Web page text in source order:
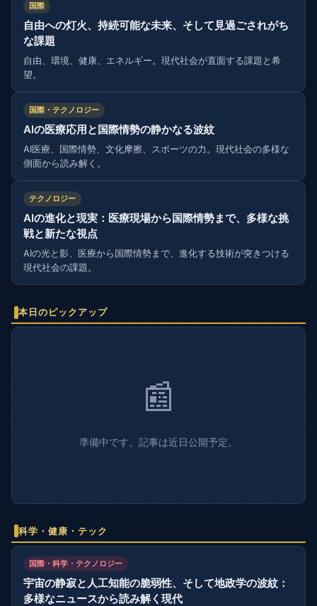
国際
自由への灯火、持続可能な未来、そして見過ごされがち
な課題
自由、環境、健康、エネルギー。現代社会が直面する課題と希
望。
国際・テクノロジー
AIの医療応用と国際情勢の静かなる波紋
AI医療、国際情勢、文化摩擦、スポーツの力。現代社会の多様な
側面から読み解く。
テクノロジー
AIの進化と現実：医療現場から国際情勢まで、多様な挑
戦と新たな視点
AIの光と影、医療から国際情勢まで、進化する技術が突きつける
現代社会の課題。
本日のピックアップ
📰
準備中です。記事は近日公開予定。
科学・健康・テック
国際・科学・テクノロジー
宇宙の静寂と人工知能の脆弱性、そして地政学の波紋：
多様なニュースから読み解く現代